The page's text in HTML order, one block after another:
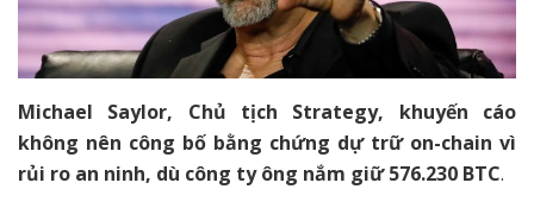
Michael Saylor, Chủ tịch Strategy, khuyến cáo
không nên công bố bằng chứng dự trữ on-chain vì
rủi ro an ninh, dù công ty ông nắm giữ 576.230 BTC.